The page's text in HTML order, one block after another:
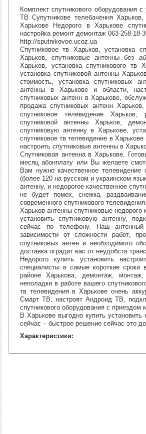
Комплект спутникового оборудования
ТВ Супутникове телебачення
Харькове Недорого в Харькове
настройка ремонт демонтаж 063-258-18-
http://sputnikovoe.ucoz.ua
Спутниковое тв Харьков, установка
Харьков, спутниковые антенны без
Харьков, установка спутникового тв
установка спутниковой антенны
стоимость, установка спутниковых
антенны в Харькове и области,
спутниковых антенн в Харькове,
продажа спутниковых антенн
спутниковое телевидение
спутниковой антенны Харьков,
спутниковую антенну в Харькове,
спутниковое тв телевидение в
настроить спутниковые антенны в
Спутниковая антенна в Харькове.
месяц абонплату или Вы желаете
Вам нужно качественное
(более 120 на русском и украинском
антенну, и недорогое качественное
не будет помех, снежка,
современного спутникового телевидения.
Харьков антенны спутниковые
установить спутниковую антенну,
сейчас по телефону. Наш антенный
зависимости от сложности работ,
спутниковых антен и необходимого
доставка оградит вас от неудобств
Недорого купить установить
специалисты в самые короткие сроки
районе Харькова, демонтаж,
неполадки в работе вашего
тв телевидения в Харькове очень
Смарт ТВ, настроят Андроид ТВ,
спутникового оборудования с
В Харькове выгодно купить
сейчас – быстрое решение сейчас это
Характеристики: